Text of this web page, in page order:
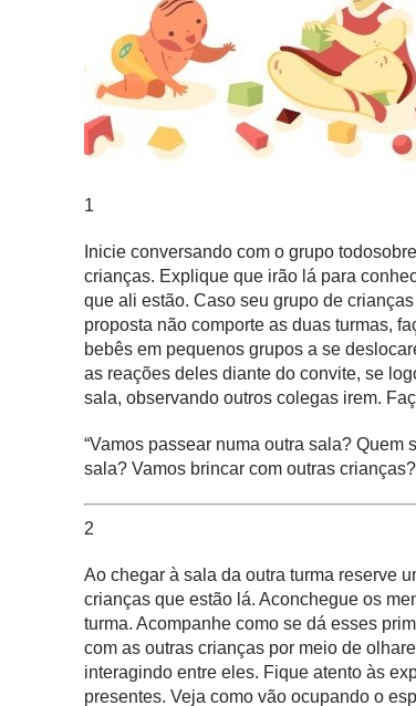
1
Inicie conversando com o grupo todo
crianças. Explique que irão lá para
que ali estão. Caso seu grupo de
proposta não comporte as duas turmas,
bebês em pequenos grupos a se
as reações deles diante do convite, se
sala, observando outros colegas irem.
“Vamos passear numa outra sala?
sala? Vamos brincar com outras
2
Ao chegar à sala da outra turma reserve
crianças que estão lá. Aconchegue os
turma. Acompanhe como se dá esses
com as outras crianças por meio de
interagindo entre eles. Fique atento às
presentes. Veja como vão ocupando o